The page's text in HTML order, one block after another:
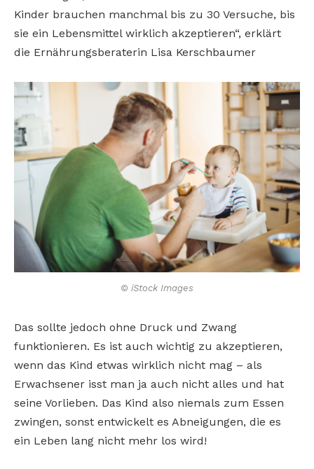
Kinder brauchen manchmal bis zu 30 Versuche, bis
sie ein Lebensmittel wirklich akzeptieren“, erklärt
die Ernährungsberaterin Lisa Kerschbaumer
© iStock Images
Das sollte jedoch ohne Druck und Zwang
funktionieren. Es ist auch wichtig zu akzeptieren,
wenn das Kind etwas wirklich nicht mag – als
Erwachsener isst man ja auch nicht alles und hat
seine Vorlieben. Das Kind also niemals zum Essen
zwingen, sonst entwickelt es Abneigungen, die es
ein Leben lang nicht mehr los wird!